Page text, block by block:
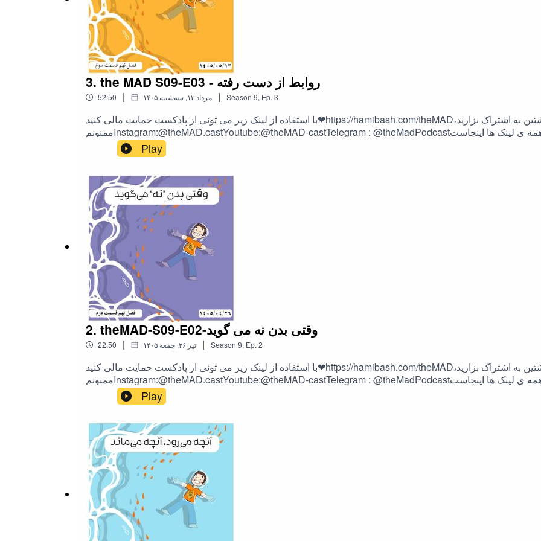
3. the MAD S09-E03 - روابط از دست رفته
52:50 | ۱۴۰۵ مرداد ۱۳, سه‌شنبه | Season 9, Ep. 3
با استفاده از لینک زیر می تونی از پادکست حمایت مالی کنید❤https://hamibash.com/theMADاگه این اپیزود رو دوست داشتین به اشتراک بزارید،
Play
2. theMAD-S09-E02-وقتی بدن نه می گوید
22:50 | ۱۴۰۵ تیر ۲۶, جمعه | Season 9, Ep. 2
با استفاده از لینک زیر می تونی از پادکست حمایت مالی کنید❤https://hamibash.com/theMADاگه این اپیزود رو دوست داشتین به اشتراک بزارید،
Play